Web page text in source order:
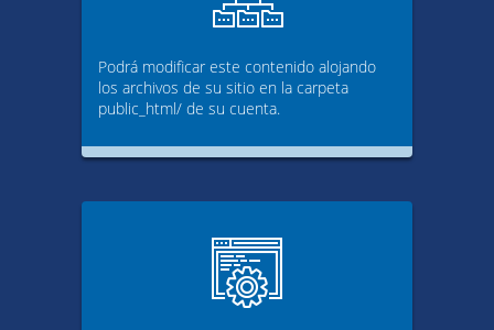
Podrá modificar este contenido alojando
los archivos de su sitio en la carpeta
public_html/ de su cuenta.